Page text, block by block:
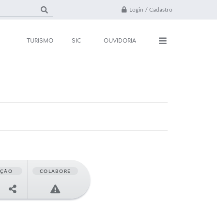
Login / Cadastro
TURISMO SIC OUVIDORIA
COLABORE